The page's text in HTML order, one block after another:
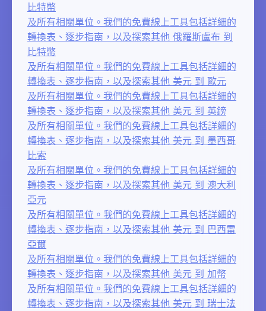
比特幣
及所有相關單位。我們的免費線上工具包括詳細的
轉換表、逐步指南，以及探索其他 俄羅斯盧布 到
比特幣
及所有相關單位。我們的免費線上工具包括詳細的
轉換表、逐步指南，以及探索其他 美元 到 歐元
及所有相關單位。我們的免費線上工具包括詳細的
轉換表、逐步指南，以及探索其他 美元 到 英鎊
及所有相關單位。我們的免費線上工具包括詳細的
轉換表、逐步指南，以及探索其他 美元 到 墨西哥
比索
及所有相關單位。我們的免費線上工具包括詳細的
轉換表、逐步指南，以及探索其他 美元 到 澳大利
亞元
及所有相關單位。我們的免費線上工具包括詳細的
轉換表、逐步指南，以及探索其他 美元 到 巴西雷
亞爾
及所有相關單位。我們的免費線上工具包括詳細的
轉換表、逐步指南，以及探索其他 美元 到 加幣
及所有相關單位。我們的免費線上工具包括詳細的
轉換表、逐步指南，以及探索其他 美元 到 瑞士法